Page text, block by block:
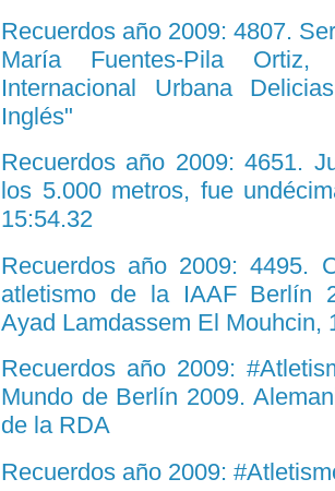
Recuerdos año 2009: 4807.
María Fuentes-Pila
Internacional Urbana
Inglés"
Recuerdos año 2009: 4651.
los 5.000 metros, fue
15:54.32
Recuerdos año 2009: 4495.
atletismo de la IAAF Berlín
Ayad Lamdassem El Mouhcin,
Recuerdos año 2009:
Mundo de Berlín 2009.
de la RDA
Recuerdos año 2009: